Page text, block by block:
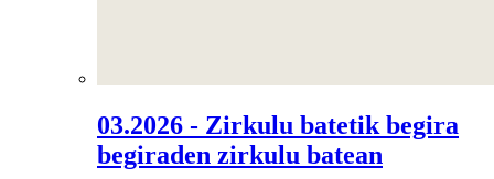
03.2026 - Zirkulu batetik begira
begiraden zirkulu batean